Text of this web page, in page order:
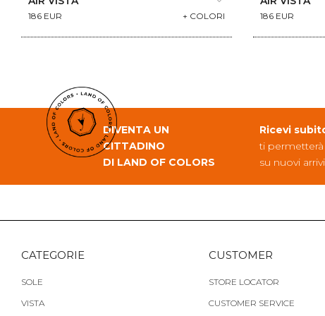
186 EUR + COLORI 186 EUR
DIVENTA UN
CITTADINO
DI LAND OF COLORS
Ricevi
ti
su nuovi
CATEGORIE
SOLE
VISTA
CUSTOMER
STORE LOCATOR
CUSTOMER SERVICE